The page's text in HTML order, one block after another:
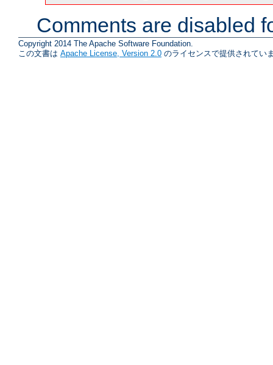
Comments are disabled
Copyright 2014 The Apache Software Foundation.
この文書は Apache License, Version 2.0 のライセンスで提供されてい